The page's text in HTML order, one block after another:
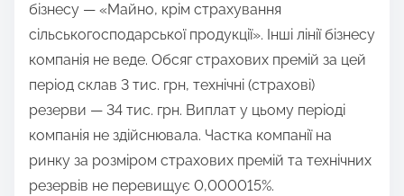
бізнесу — «Майно, крім страхування
сільськогосподарської продукції». Інші лінії бізнесу
компанія не веде. Обсяг страхових премій за цей
період склав 3 тис. грн, технічні (страхові)
резерви — 34 тис. грн. Виплат у цьому періоді
компанія не здійснювала. Частка компанії на
ринку за розміром страхових премій та технічних
резервів не перевищує 0,000015%.